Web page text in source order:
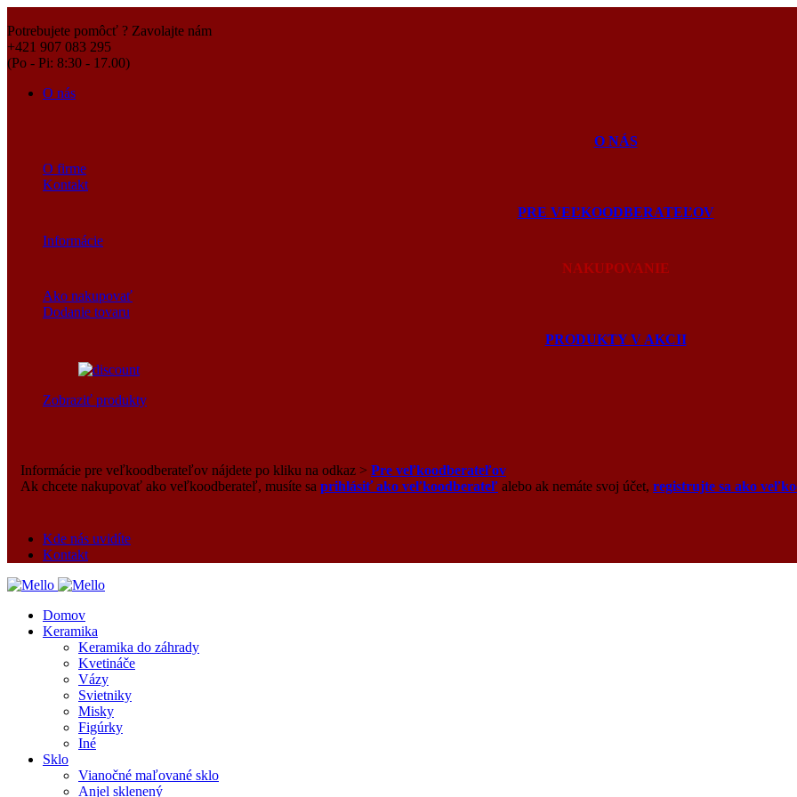
Potrebujete pomôcť ? Zavolajte nám
+421 907 083 295
(Po - Pi: 8:30 - 17.00)
O nás
O NÁS
O firme
Kontakt
PRE VEĽKOODBERATEĽOV
Informácie
NAKUPOVANIE
Ako nakupovať
Dodanie tovaru
PRODUKTY V AKCII
Zobraziť produkty
Informácie pre veľkoodberateľov nájdete po kliku na odkaz > Pre veľkoodberateľov
Ak chcete nakupovať ako veľkoodberateľ, musíte sa prihlásiť ako veľkoodberateľ alebo ak nemáte svoj účet, registrujte sa ako
Kde nás uvidíte
Kontakt
Domov
Keramika
Keramika do záhrady
Kvetináče
Vázy
Svietniky
Misky
Figúrky
Iné
Sklo
Vianočné maľované sklo
Anjel sklenený